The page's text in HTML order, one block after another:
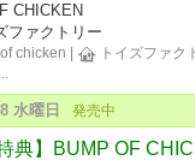
CHICKEN
ファクトリー
chicken
トイズファク
...
水曜日 発売中
典】BUMP OF